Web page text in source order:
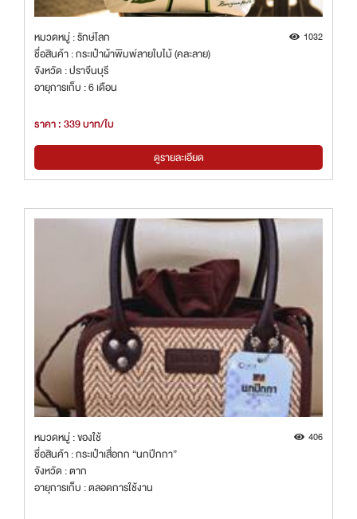
หมวดหมู่ : รักษ์โลก 1032
ชื่อสินค้า : กระเป๋าผ้าพิมพ์ลายใบไม้ (คละลาย)
จังหวัด : ปราจีนบุรี
อายุการเก็บ : 6 เดือน
ราคา : 339 บาท/ใบ
ดูรายละเอียด
หมวดหมู่ : ของใช้ 406
ชื่อสินค้า : กระเป๋าเสื่อกก “นกปีกกา”
จังหวัด : ตาก
อายุการเก็บ : ตลอดการใช้งาน